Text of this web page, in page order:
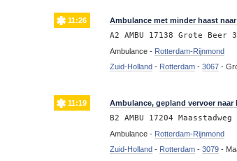
11:26 Ambulance met minder haast
A2 AMBU 17138 Grote Beer
Ambulance - Rotterdam-Rijnmond
Zuid-Holland - Rotterdam -3067 -
11:19 Ambulance, gepland vervoer naar
B2 AMBU 17204
Ambulance - Rotterdam-Rijnmond
Zuid-Holland - Rotterdam -3079 -